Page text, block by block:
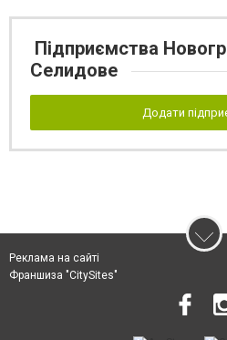
Підприємства
Селидове
Додати
Реклама на сайті
Франшиза "CitySites"